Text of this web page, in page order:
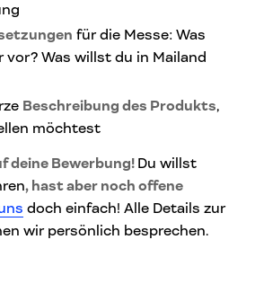
für die Messe: Was
vor? Was willst du in Mailand
Beschreibung des Produkts,
möchtest
deine Bewerbung! Du willst
, hast aber noch offene
doch einfach! Alle Details zur
wir persönlich besprechen.